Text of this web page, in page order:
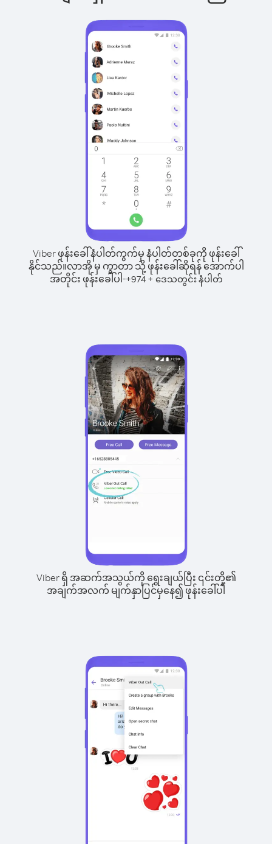
Viber ဖုန်းခေါ်နံပါတ်ကွက်မှ နံပါတ်တစ်ခုကို ဖုန်းခေါ်
နိုင်သည်။လာအို မှ ကွာတာ သို့ ဖုန်းခေါ်ဆိုရန် အောက်ပါ
အတိုင်း ဖုန်းခေါ်ပါ-+974+ ဒေသတွင်း နံပါတ်
Viber ရှိ အဆက်အသွယ်ကို ရွေးချယ်ပြီး ၎င်းတို့၏
အချက်အလက် မျက်နှာပြင်မှနေ၍ ဖုန်းခေါ်ပါ